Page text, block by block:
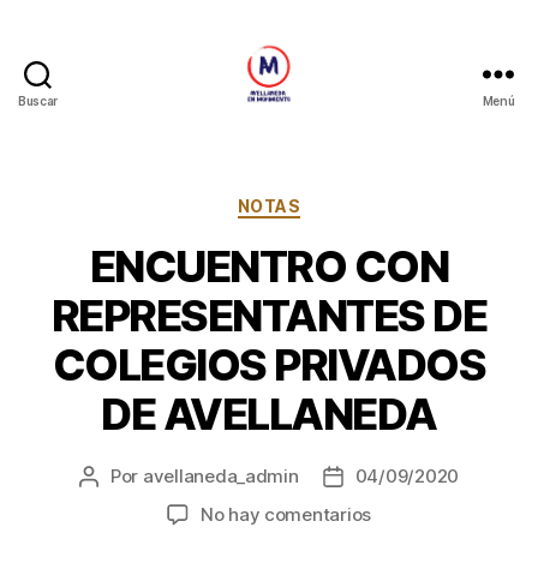
Buscar Menú
Categorías
NOTAS
ENCUENTRO CON
REPRESENTANTES DE
COLEGIOS PRIVADOS
DE AVELLANEDA
Autor
Por avellaneda_admin
Fecha
de
04/09/2020
No hay comentariosen